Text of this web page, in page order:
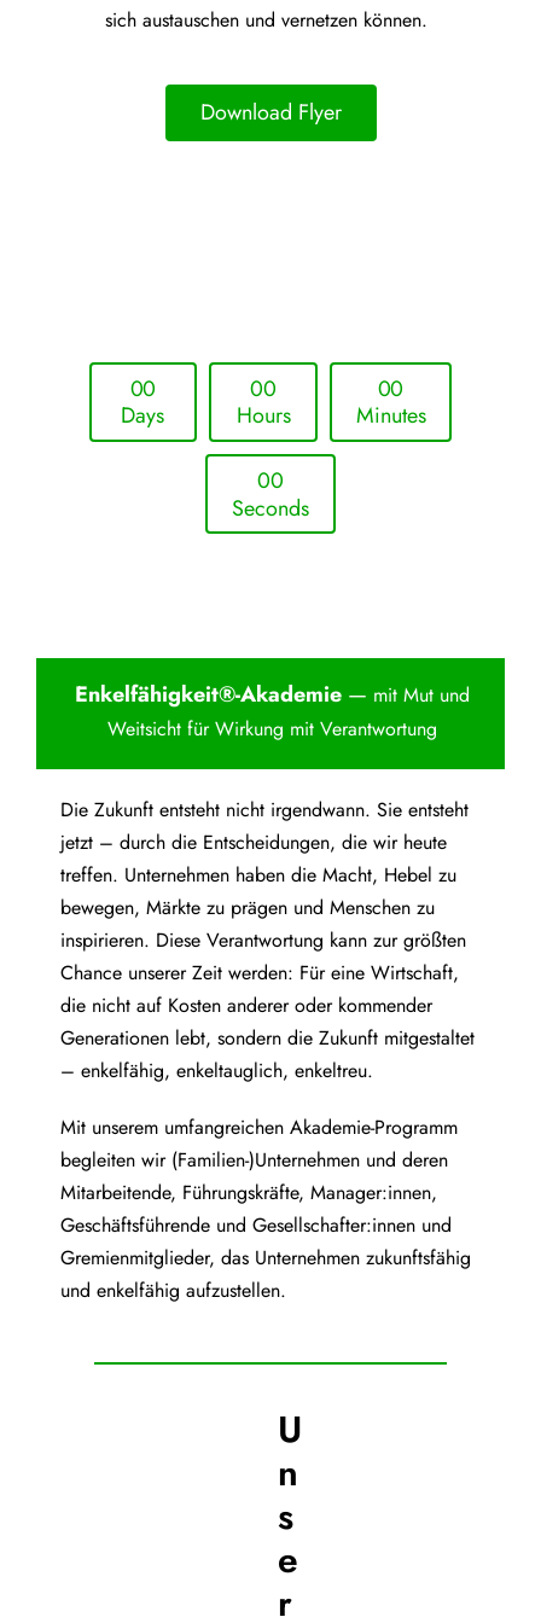
sich austauschen und vernetzen können.
Download Flyer
00
Days
00
Hours
00
Minutes
00
Seconds
Enkelfähigkeit®-Akademie— mit Mut und
Weitsicht für Wirkung mit Verantwortung
Die Zukunft entsteht nicht irgendwann. Sie entsteht
jetzt – durch die Entscheidungen, die wir heute
treffen. Unternehmen haben die Macht, Hebel zu
bewegen, Märkte zu prägen und Menschen zu
inspirieren. Diese Verantwortung kann zur größten
Chance unserer Zeit werden: Für eine Wirtschaft,
die nicht auf Kosten anderer oder kommender
Generationen lebt, sondern die Zukunft mitgestaltet
– enkelfähig, enkeltauglich, enkeltreu.
Mit unserem umfangreichen Akademie-Programm
begleiten wir (Familien-)Unternehmen und deren
Mitarbeitende, Führungskräfte, Manager:innen,
Geschäftsführende und Gesellschafter:innen und
Gremienmitglieder, das Unternehmen zukunftsfähig
und enkelfähig aufzustellen.
U
n
s
e
r